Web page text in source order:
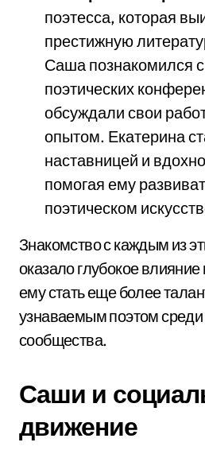
поэтесса, которая
престижную
Саша познакомился
поэтических
обсуждали свои
опытом. Екатерина
наставницей и
помогая ему
поэтическом
Знакомство с каждым из
оказало глубокое
ему стать еще более
узнаваемым поэтом среди
сообщества.
Саши и
движение